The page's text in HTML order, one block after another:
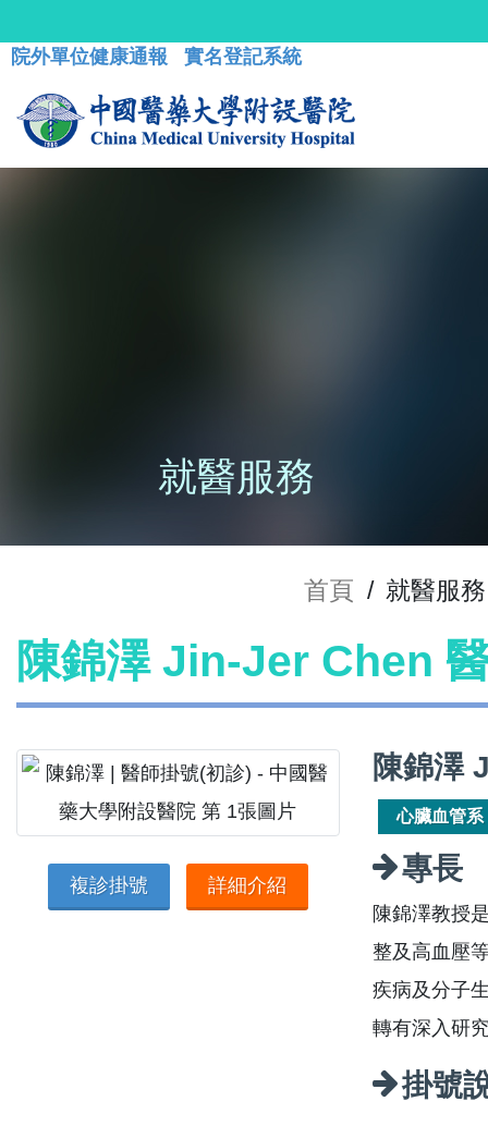
院外單位健康通報 實名登記系統
就醫服務
首頁 / 就醫服務
陳錦澤 Jin-Jer Chen
複診掛號 詳細介紹
陳錦澤
心臟血管系
專長
陳錦澤教授
整及高血壓
疾病及分子
轉有深入研
掛號